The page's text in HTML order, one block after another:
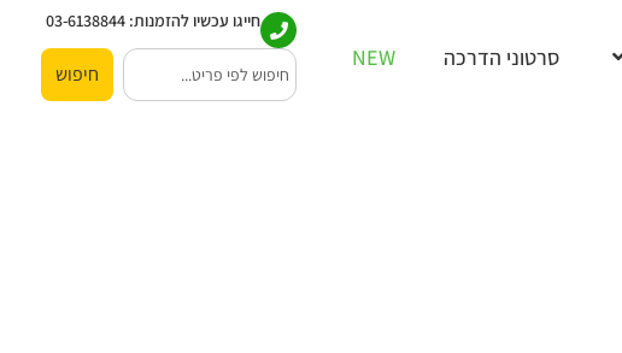
סרטוני הדרכה NEW
חייגו עכשיו להזמנות: 03-6138844
חיפוש